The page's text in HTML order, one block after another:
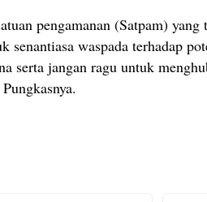
pengamanan (Satpam)
senantiasa waspada terhadap
serta jangan ragu untuk